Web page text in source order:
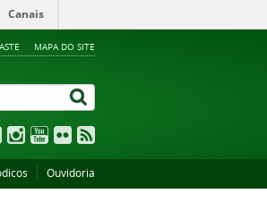
Canais
MAPA DO SITE
Ouvidoria